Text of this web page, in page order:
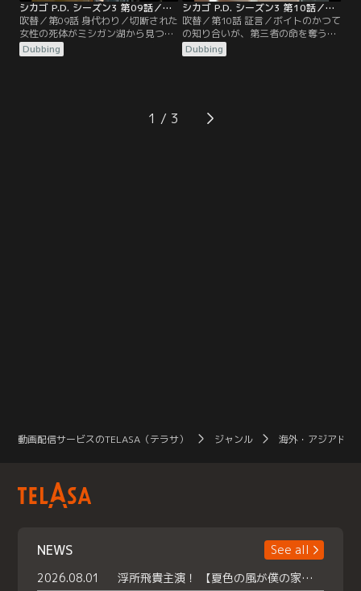
シカゴ P.D. シーズン3 第09話／吹替
吹替／第09話 身代わり／切断された
女性の死体がミシガン湖から見つか
り、ボイト（ジェイソン・ベギー）
が所属する社交クラブが関係してい
ないかと危惧する。ローマン（ブラ
イアン・ジェラティ）は、最近起き
Dubbing
シカゴ P.D. シーズン3 第10話／吹替
吹替／第10話 証言／ボイトのかつて
の知り合いが、第三者の命を奪う事
件の容疑で捕まり、捜査は、個人的
な様相を呈することになる。ボイト
で捜査対象になる。医師は、リンジ
ー（ソフィア・ブッシュ）とハルス
Dubbing
1
動画配信サービスのTELASA（テラサ） ジャンル 海外・アジアドラ
NEWS
See all
2026.08.01
浮所飛貴主演！ 【夏色の風が僕の家にやってきた】 本日よりテラサで独占配信スタート！